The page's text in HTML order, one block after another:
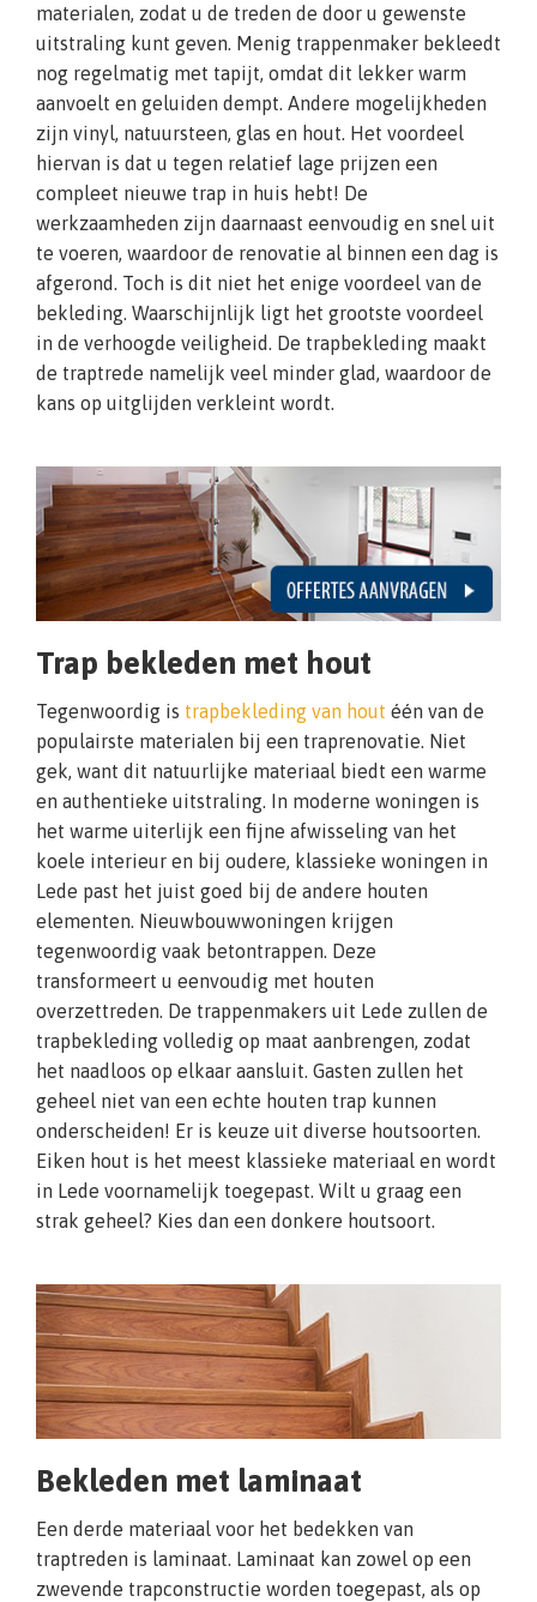
materialen, zodat u de treden de door u gewenste
uitstraling kunt geven. Menig trappenmaker bekleedt
nog regelmatig met tapijt, omdat dit lekker warm
aanvoelt en geluiden dempt. Andere mogelijkheden
zijn vinyl, natuursteen, glas en hout. Het voordeel
hiervan is dat u tegen relatief lage prijzen een
compleet nieuwe trap in huis hebt! De
werkzaamheden zijn daarnaast eenvoudig en snel uit
te voeren, waardoor de renovatie al binnen een dag is
afgerond. Toch is dit niet het enige voordeel van de
bekleding. Waarschijnlijk ligt het grootste voordeel
in de verhoogde veiligheid. De trapbekleding maakt
de traptrede namelijk veel minder glad, waardoor de
kans op uitglijden verkleint wordt.
Trap bekleden met hout
Tegenwoordig is trapbekleding van hout één van de
populairste materialen bij een traprenovatie. Niet
gek, want dit natuurlijke materiaal biedt een warme
en authentieke uitstraling. In moderne woningen is
het warme uiterlijk een fijne afwisseling van het
koele interieur en bij oudere, klassieke woningen in
Lede past het juist goed bij de andere houten
elementen. Nieuwbouwwoningen krijgen
tegenwoordig vaak betontrappen. Deze
transformeert u eenvoudig met houten
overzettreden. De trappenmakers uit Lede zullen de
trapbekleding volledig op maat aanbrengen, zodat
het naadloos op elkaar aansluit. Gasten zullen het
geheel niet van een echte houten trap kunnen
onderscheiden! Er is keuze uit diverse houtsoorten.
Eiken hout is het meest klassieke materiaal en wordt
in Lede voornamelijk toegepast. Wilt u graag een
strak geheel? Kies dan een donkere houtsoort.
Bekleden met laminaat
Een derde materiaal voor het bedekken van
traptreden is laminaat. Laminaat kan zowel op een
zwevende trapconstructie worden toegepast, als op